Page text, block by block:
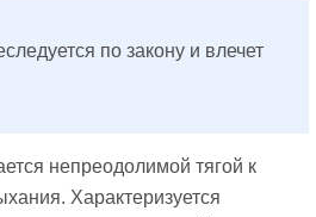
по закону и влечет
непреодолимой тягой к
Характеризуется